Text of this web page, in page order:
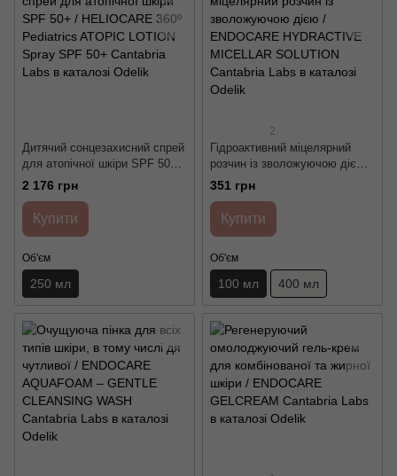
Дитячий сонцезахисний спрей
для атопічної шкіри SPF 50+ /
HELIOCARE 360º Pediatrics
ATOPIC LOTION Spray SPF
50+ Cantabria Labs
2 176 грн
Купити
Об'єм
250 мл
2
Гідроактивний міцелярний
розчин із зволожуючою дією /
ENDOCARE HYDRACTIVE
MICELLAR SOLUTION
Cantabria Labs
351 грн
Купити
Об'єм
100 мл 400 мл